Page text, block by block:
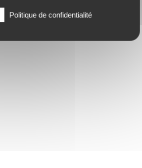
Politique de confidentialité